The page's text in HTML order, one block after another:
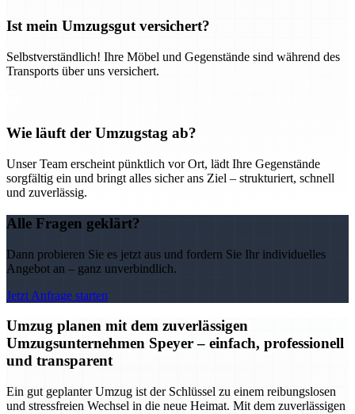
Ist mein Umzugsgut versichert?
Selbstverständlich! Ihre Möbel und Gegenstände sind während des
Transports über uns versichert.
Wie läuft der Umzugstag ab?
Unser Team erscheint pünktlich vor Ort, lädt Ihre Gegenstände
sorgfältig ein und bringt alles sicher ans Ziel – strukturiert, schnell
und zuverlässig.
Alle Fragen geklärt?
Dann probieren Sie es jetzt aus und fordern Sie Ihr individuelles
Angebot an – ganz unverbindlich.
Jetzt Anfrage starten
Umzug planen mit dem zuverlässigen
Umzugsunternehmen Speyer – einfach, professionell
und transparent
Ein gut geplanter Umzug ist der Schlüssel zu einem reibungslosen
und stressfreien Wechsel in die neue Heimat. Mit dem zuverlässigen